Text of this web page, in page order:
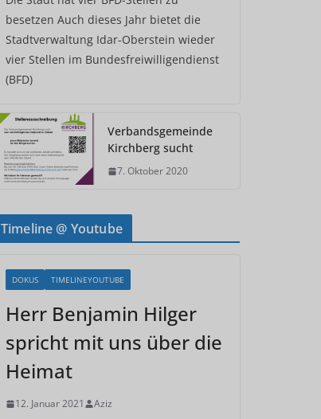
besetzen Auch dieses Jahr bietet die
Stadtverwaltung Idar-Oberstein wieder
vier Stellen im Bundesfreiwilligendienst
(BFD)
Verbandsgemeinde
Kirchberg sucht
7. Oktober 2020
Timeline @ Youtube
DOKUS TIMELINEYOUTUBE
Herr Benjamin Hilger
spricht mit uns über die
Heimat
12. Januar 2021 Aziz